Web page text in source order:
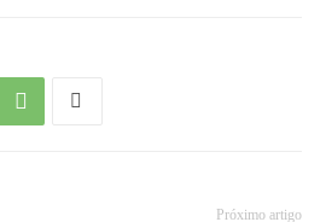
Próximo artigo